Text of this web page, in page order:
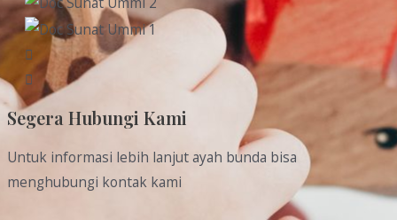
Segera Hubungi Kami
Untuk informasi lebih lanjut ayah bunda bisa
menghubungi kontak kami